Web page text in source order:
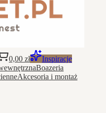
0,00 zł
Inspiracje
Boazeria
Akcesoria i montaż